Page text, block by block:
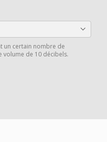
un certain nombre de
volume de 10 décibels.